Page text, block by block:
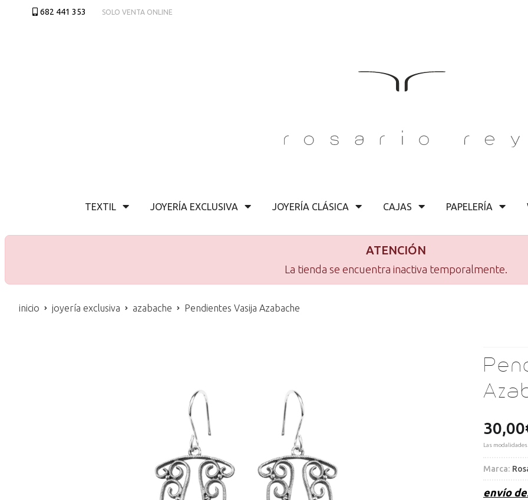
682 441 353 SOLO VENTA ONLINE
TEXTIL JOYERÍA EXCLUSIVA JOYERÍA CLÁSICA CAJAS PAPELERÍA
ATENCIÓN
La tienda se encuentra inactiva temporalmente.
inicio joyería exclusiva azabache Pendientes Vasija Azabache
30,00
Las
Marca:
envío